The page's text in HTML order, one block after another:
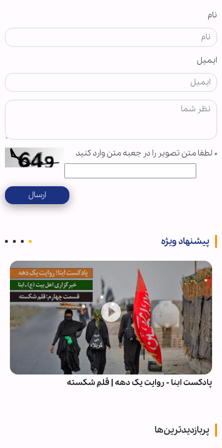
نام
ایمیل
* لطفا متن تصویر را در جعبه متن وارد کنید
ارسال
پیشنهاد ویژه
پادکست ابنا - روایت یک دهه | قلمِ شکسته
پربازدیدترین‌ها